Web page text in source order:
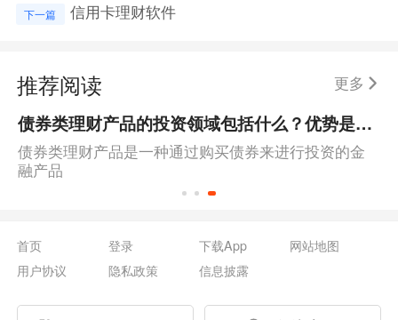
下一篇 信用卡理财软件
推荐阅读 更多
债券类理财产品的投资领域包括什么？优势是什么？
债券类理财产品是一种通过购买债券来进行投资的金
融产品
首页 登录 下载App
网站地图
用户协议
隐私政策 信息披露